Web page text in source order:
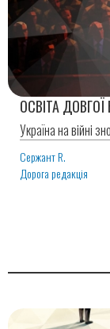
ОСВІТА ДОВГОЇ
Україна на війні
Сержант R.
Дорога редакція